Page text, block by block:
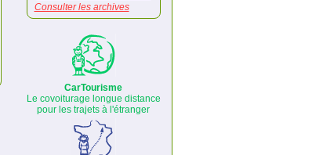
Consulter les archives
CarTourisme
Le covoiturage longue distance
pour les trajets à l'étranger